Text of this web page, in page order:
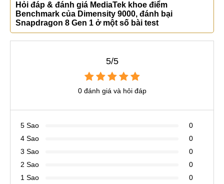
Hỏi đáp & đánh giá MediaTek khoe điểm
Benchmark của Dimensity 9000, đánh bại
Snapdragon 8 Gen 1 ở một số bài test
5/5
0 đánh giá và hỏi đáp
5 Sao
0
4 Sao
0
3 Sao
0
2 Sao
0
1 Sao
0